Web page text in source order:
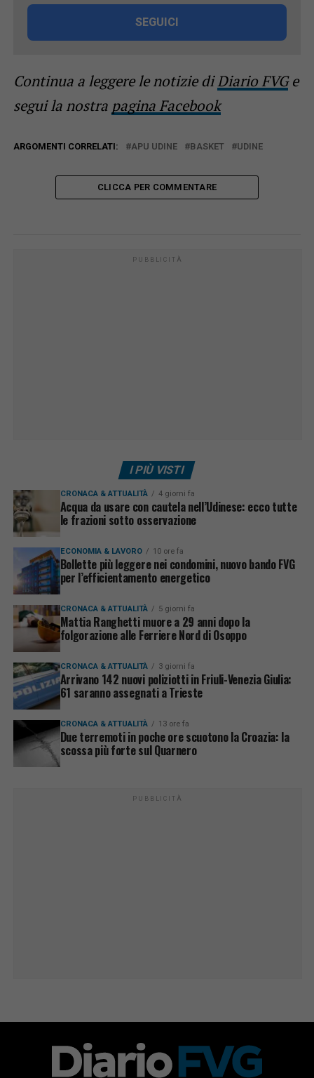
SEGUICI
Continua a leggere le notizie diDiario FVGe
segui la nostra pagina Facebook
ARGOMENTI CORRELATI: APU UDINE BASKET UDINE
CLICCA PER COMMENTARE
PUBBLICITÀ
I PIÙ VISTI
CRONACA & ATTUALITÀ 4 giorni fa
Acqua da usare con cautela nell’Udinese: ecco tutte
le frazioni sotto osservazione
ECONOMIA & LAVORO 10 ore fa
Bollette più leggere nei condomini, nuovo bando FVG
per l’efficientamento energetico
CRONACA & ATTUALITÀ 5 giorni fa
Mattia Ranghetti muore a 29 anni dopo la
folgorazione alle Ferriere Nord di Osoppo
CRONACA & ATTUALITÀ 3 giorni fa
Arrivano 142 nuovi poliziotti in Friuli-Venezia Giulia:
61 saranno assegnati a Trieste
CRONACA & ATTUALITÀ 13 ore fa
Due terremoti in poche ore scuotono la Croazia: la
scossa più forte sul Quarnero
PUBBLICITÀ